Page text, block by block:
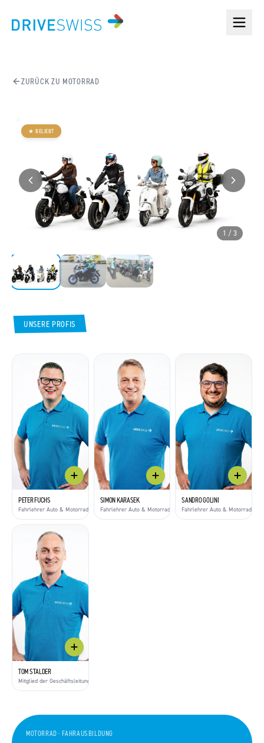
ZURÜCK ZU MOTORRAD
★ BELIEBT
1 / 3
UNSERE PROFIS
PETER FUCHS
Fahrlehrer Auto & Motorrad
SIMON KARASEK
Fahrlehrer Auto & Motorrad / WAB-Moderator
SANDRO GOLINI
Fahrlehrer Auto & Motorrad /
TOM STALDER
Mitglied der Geschäftsleitung
MOTORRAD · FAHRAUSBILDUNG